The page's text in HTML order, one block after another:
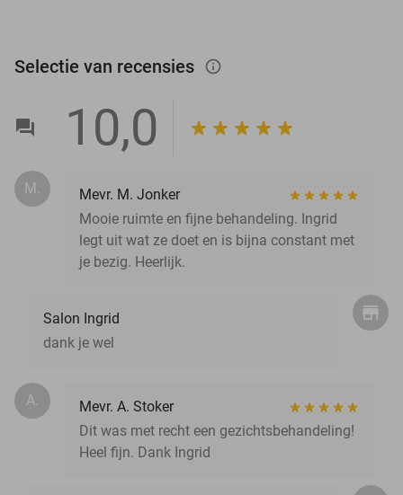
Selectie van recensies info_outlined
10,0
M.
Mevr. M. Jonker
Mooie ruimte en fijne behandeling. Ingrid
legt uit wat ze doet en is bijna constant met
je bezig. Heerlijk.
Salon Ingrid
dank je wel
A.
Mevr. A. Stoker
Dit was met recht een gezichtsbehandeling!
Heel fijn. Dank Ingrid